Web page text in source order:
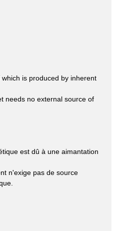
is produced by inherent
needs no external source of
est dû à une aimantation
n'exige pas de source